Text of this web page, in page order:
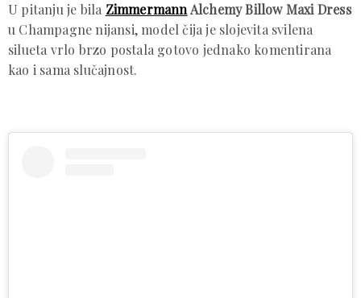
U pitanju je bila ZimmermannAlchemy Billow Maxi Dress
u Champagne nijansi, model čija je slojevita svilena
silueta vrlo brzo postala gotovo jednako komentirana
kao i sama slučajnost.